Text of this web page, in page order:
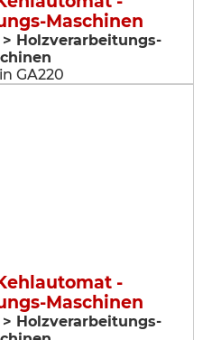
Maschinen
Holzverarbeitungs-
GA220
-
Maschinen
Holzverarbeitungs-